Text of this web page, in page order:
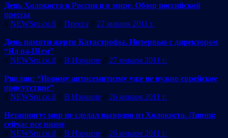
День Холокоста в России и в мире. Обзор российской
прессы
// NEWSru.co.il // Пресса // 27 января 2011 г.
День памяти жертв Катастрофы. Интервью с директором
“Яд ва-Шем”
// NEWSru.co.il // В Израиле // 27 января 2011 г.
Ривлин: “Новому антисемитизму уже не нужно еврейское
присутствие”
// NEWSru.co.il // В Израиле // 26 января 2011 г.
Нетаниягу: мир не сделал выводов из Холокоста. Ливни:
сейчас все иначе
// NEWSru.co.il // В Израиле // 26 января 2011 г.